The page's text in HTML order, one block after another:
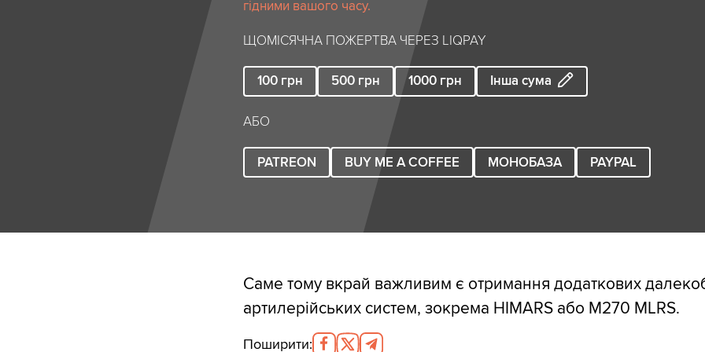
гідними вашого часу.
ЩОМІСЯЧНА ПОЖЕРТВА ЧЕРЕЗ LIQPAY
100 грн 500 грн 1000 грн Інша сума
АБО
PATREON BUY ME A COFFEE МОНОБАЗА PAYPAL
Саме тому вкрай важливим є отримання додаткових
артилерійських систем, зокрема HIMARS або M270 MLRS.
Поширити: